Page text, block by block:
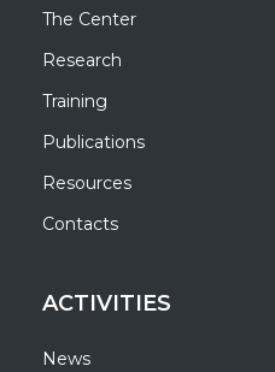
The Center
Research
Training
Publications
Resources
Contacts
ACTIVITIES
News